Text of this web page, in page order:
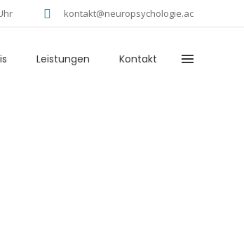
kontakt@neuropsychologie.ac
Leistungen Kontakt